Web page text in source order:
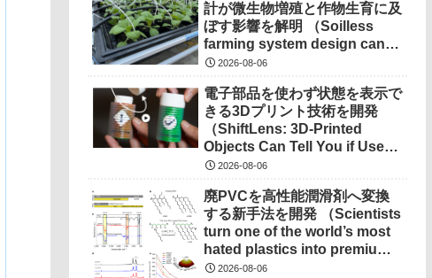
計が微生物増殖と作物生育に及
ぼす影響を解明 （Soilless
farming system design can
determine microbial growth,
2026-08-06
電子部品を使わず状態を表示で
きる3Dプリント技術を開発
（ShiftLens: 3D-Printed
Objects Can Tell You if Used
Properly）
2026-08-06
廃PVCを高性能潤滑剤へ変換
する新手法を開発 （Scientists
turn one of the world’s most
hated plastics into premium
lubricant）
2026-08-06